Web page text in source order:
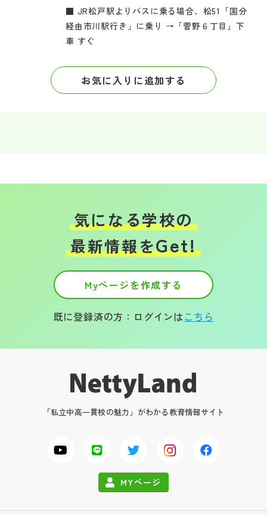
■ JR松戸駅よりバスに乗る場合、松51「国分
経由市川駅行き」に乗り →「菅野６丁目」下
車 すぐ
お気に入りに追加する
気になる学校の
最新情報をGet!
Myページを作成する
既に登録済の方：ログインはこちら
「私立中高一貫校の魅力」がわかる教育情報サイト
MYページ